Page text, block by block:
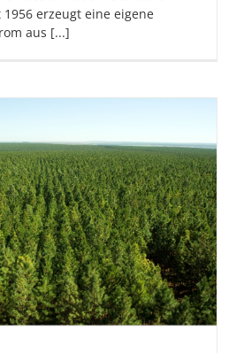
erzeugt eine eigene
aus [...]